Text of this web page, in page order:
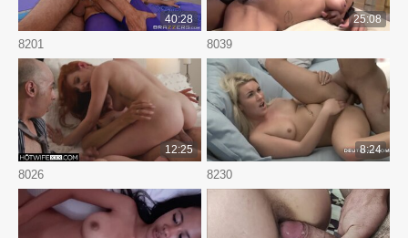
8201
40:28
8039
25:08
8026
12:25
8230
8:24